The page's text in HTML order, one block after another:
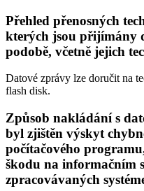
Přehled přenosných
kterých jsou přijímány
podobě, včetně jejich
Datové zprávy lze doručit na
flash disk.
Způsob nakládání s
byl zjištěn výskyt
počítačového
škodu na informačním
zpracovávaných